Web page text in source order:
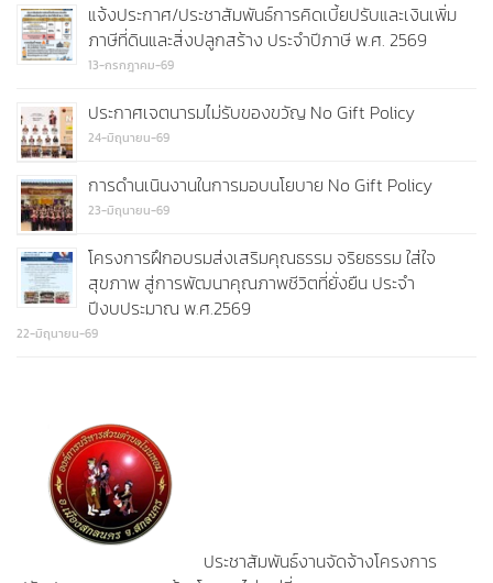
แจ้งประกาศ/ประชาสัมพันธ์การคิดเบี้ยปรับและเงินเพิ่ม
ภาษีที่ดินและสิ่งปลูกสร้าง ประจำปีภาษี พ.ศ. 2569
13-กรกฎาคม-69
ประกาศเจตนารมไม่รับของขวัญ No Gift Policy
24-มิถุนายน-69
การดำนเนินงานในการมอบนโยบาย No Gift Policy
23-มิถุนายน-69
โครงการฝึกอบรมส่งเสริมคุณธรรม จริยธรรม ใส่ใจ
สุขภาพ สู่การพัฒนาคุณภาพชีวิตที่ยั่งยืน ประจำ
ปีงบประมาณ พ.ศ.2569
22-มิถุนายน-69
ประชาสัมพันธ์งานจัดจ้างโครงการ